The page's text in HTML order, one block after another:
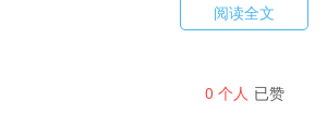
复Y或点击短信中链接完成确
4.其他流量语音类优惠活动，请在
阅读全文
0 个人 已赞